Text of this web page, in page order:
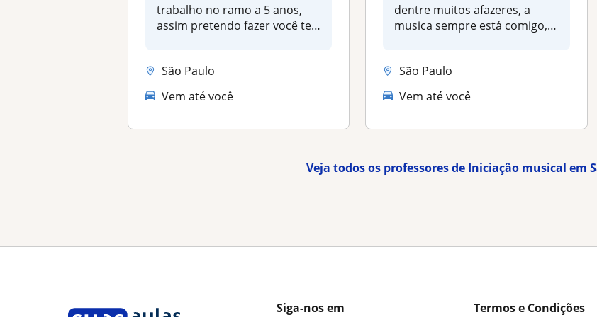
trabalho no ramo a 5 anos,
assim pretendo fazer você ter
São Paulo
Vem até você
dentre muitos afazeres, a
musica sempre está comigo,
São Paulo
Vem até você
Veja todos os professores de Iniciação musical em
Siga-nos em
Termos e Condições